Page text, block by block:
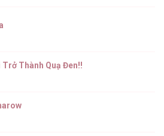
Trở Thành Quạ Đen!!